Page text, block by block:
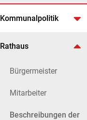
Kommunalpolitik
Rathaus
Bürgermeister
Mitarbeiter
Beschreibungen der